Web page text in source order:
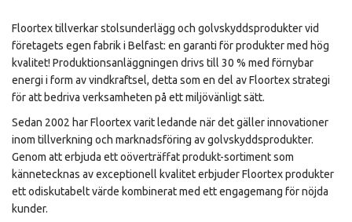
Floortex tillverkar stolsunderlägg och golvskyddsprodukter vid
företagets egen fabrik i Belfast: en garanti för produkter med hög
kvalitet! Produktionsanläggningen drivs till 30 % med förnybar
energi i form av vindkraftsel, detta som en del av Floortex strategi
för att bedriva verksamheten på ett miljövänligt sätt.
Sedan 2002 har Floortex varit ledande när det gäller innovationer
inom tillverkning och marknadsföring av golvskyddsprodukter.
Genom att erbjuda ett oöverträffat produkt-sortiment som
kännetecknas av exceptionell kvalitet erbjuder Floortex produkter
ett odiskutabelt värde kombinerat med ett engagemang för nöjda
kunder.